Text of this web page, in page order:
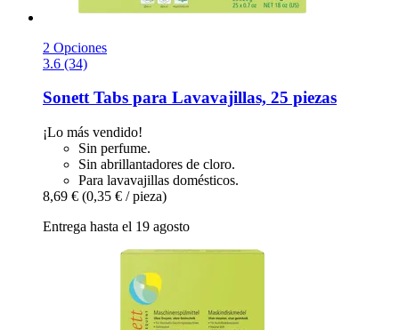
2 Opciones
3.6 (34)
SonettTabs para Lavavajillas, 25 piezas
¡Lo más vendido!
Sin perfume.
Sin abrillantadores de cloro.
Para lavavajillas domésticos.
8,69 € (0,35 € / pieza)
Entrega hasta el 19 agosto